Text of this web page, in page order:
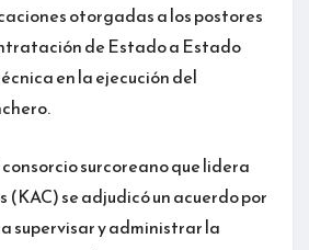
otorgadas a los postores
de Estado a Estado
en la ejecución del
surcoreano que lidera
(KAC) se adjudicó un acuerdo por
supervisar y administrar la